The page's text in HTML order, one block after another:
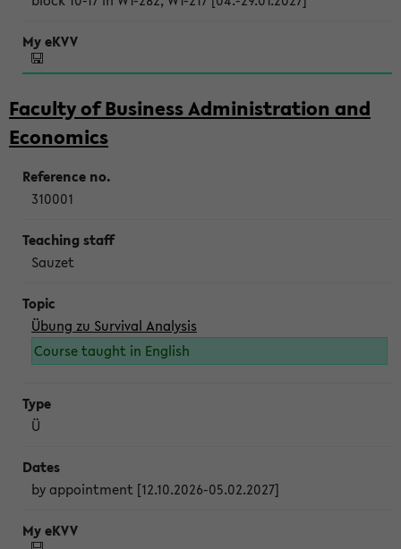
Faculty of Business Administration and
Economics
310001
Sauzet
Übung zu Survival Analysis
Course taught in English
Ü
by appointment [12.10.2026-05.02.2027]